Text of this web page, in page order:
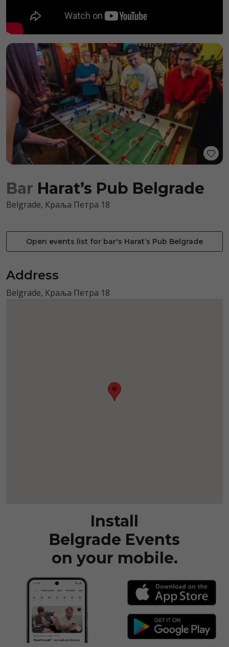
Bar Harat’s Pub Belgrade
Belgrade, Краља Петра 18
Open events list for bar's Harat’s Pub Belgrade
Address
Belgrade, Краља Петра 18
Install
Belgrade Events
on your mobile.